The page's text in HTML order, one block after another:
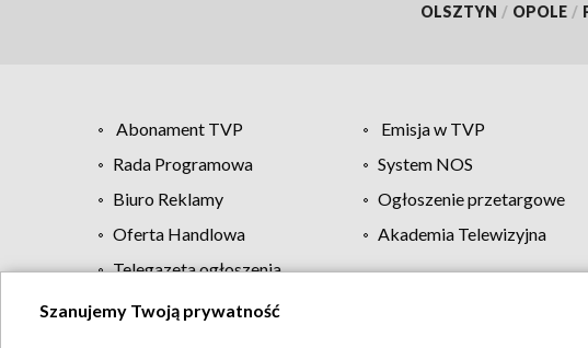
OLSZTYN / OPOLE /
Abonament TVP Emisja w TVP
Rada Programowa
System NOS
Biuro Reklamy
Ogłoszenie przetargowe
Oferta Handlowa
Akademia Telewizyjna
Telegazeta ogłoszenia
Szanujemy Twoją prywatność